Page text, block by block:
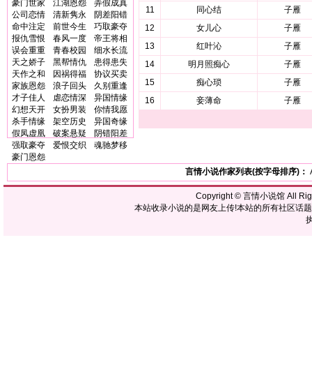
豪门世家
江湖恩怨
弄假成真
公司恋情
清新隽永
阴差阳错
命中注定
前世今生
巧取豪夺
报仇雪恨
春风一度
帝王将相
误会重重
青春校园
细水长流
天之娇子
黑帮情仇
患得患失
天作之和
因祸得福
协议买卖
家族恩怨
浪子回头
久别重逢
才子佳人
虐恋情深
异国情缘
幻想天开
女扮男装
你情我愿
杀手情缘
架空历史
异国奇缘
假凤虚凰
破案悬疑
阴错阳差
强取豪夺
爱恨交织
魂驰梦移
豪门恩怨
11 同心结
子雁
12
女儿心
子雁
13
红叶沁
子雁
14
明月照痴心
子雁
15
痴心琐
子雁
16
妾薄命 子雁
言情小说作家列表(按字母排序)：
Copyright © 言情小说馆All
本站收录小说的是网友上传!本站的所有社区话